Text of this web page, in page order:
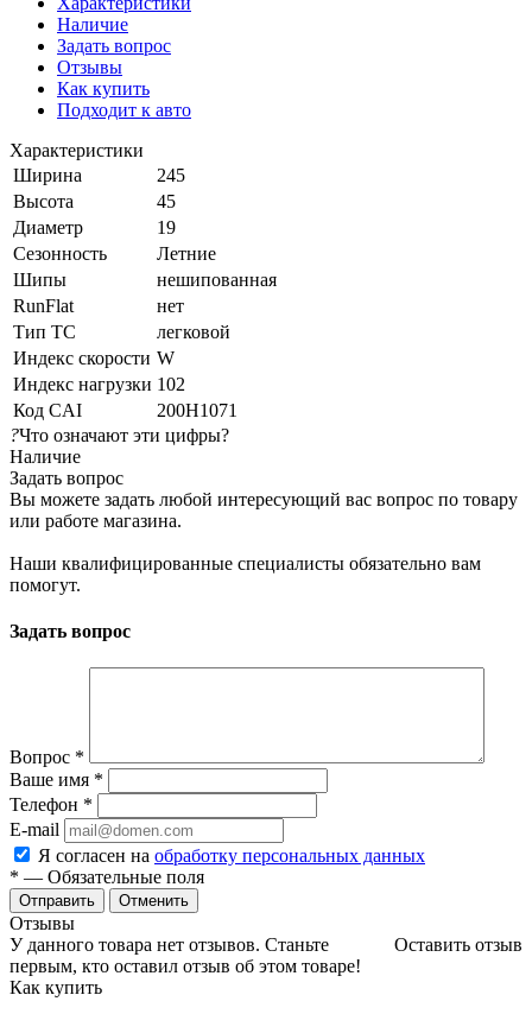
Наличие
Задать вопрос
Отзывы
Как купить
Подходит к авто
Характеристики
Ширина
245
Высота
45
Диаметр
19
Сезонность
Летние
Шипы
нешипованная
RunFlat
нет
Тип ТС
легковой
Индекс скорости W
Индекс нагрузки 102
Код CAI
200H1071
?Что означают эти цифры?
Наличие
Задать вопрос
Вы можете задать любой интересующий вас вопрос по товару
или работе магазина.
Наши квалифицированные специалисты обязательно вам
помогут.
Задать вопрос
Вопрос *
Ваше имя *
Телефон *
E-mail
Я согласен на обработку персональных данных
* — Обязательные поля
Отменить
Отзывы
Оставить отзыв
У данного товара нет отзывов. Станьте
первым, кто оставил отзыв об этом товаре!
Как купить